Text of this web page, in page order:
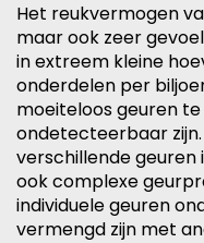
Het reukvermogen
maar ook zeer
in extreem kleine
onderdelen per
moeiteloos geuren
ondetecteerbaar
verschillende geuren
ook complexe
individuele geuren
vermengd zijn met